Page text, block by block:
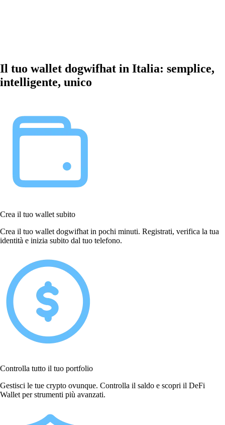
Il tuo wallet dogwifhat in Italia: semplice,
intelligente, unico
Crea il tuo wallet subito
Crea il tuo wallet dogwifhat in pochi minuti. Registrati, verifica la tua
identità e inizia subito dal tuo telefono.
Controlla tutto il tuo portfolio
Gestisci le tue crypto ovunque. Controlla il saldo e scopri il DeFi
Wallet per strumenti più avanzati.